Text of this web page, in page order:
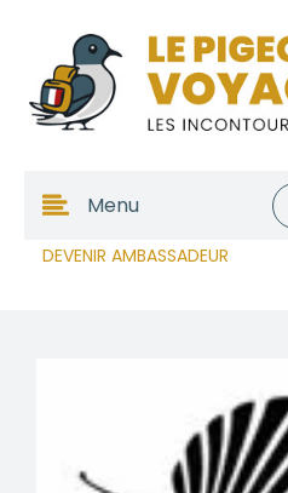
DEVENIR AMBASSADEUR
Menu